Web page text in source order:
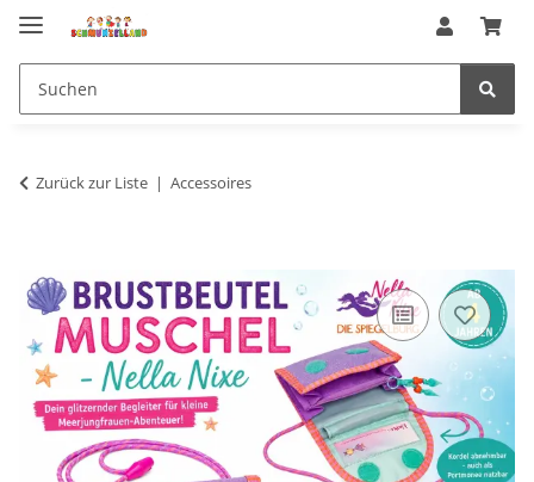
Zurück zur Liste Accessoires